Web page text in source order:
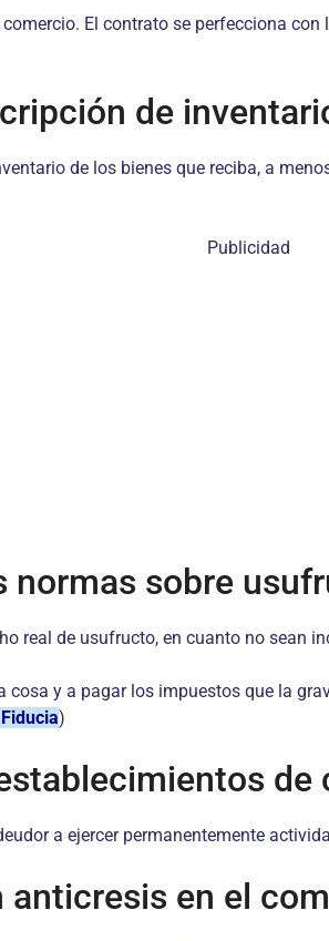
El contrato se perfecciona
de
de los bienes que reciba, a
Publicidad
normas sobre
real de usufructo, en cuanto no sean
y a pagar los impuestos que la
)
de
a ejercer permanentemente
anticresis en el